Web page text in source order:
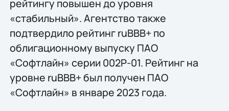
рейтингу повышен до уровня
«стабильный». Агентство также
подтвердило рейтинг ruBBB+ по
облигационному выпуску ПАО
«Софтлайн» серии 002Р-01. Рейтинг на
уровне ruBBB+ был получен ПАО
«Софтлайн» в январе 2023 года.